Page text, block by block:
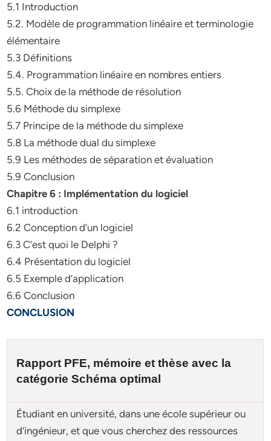
5.1 Introduction
5.2. Modèle de programmation linéaire et terminologie
élémentaire
5.3 Définitions
5.4. Programmation linéaire en nombres entiers
5.5. Choix de la méthode de résolution
5.6 Méthode du simplexe
5.7 Principe de la méthode du simplexe
5.8 La méthode dual du simplexe
5.9 Les méthodes de séparation et évaluation
5.9 Conclusion
Chapitre 6 : Implémentation du logiciel
6.1 introduction
6.2 Conception d’un logiciel
6.3 C’est quoi le Delphi ?
6.4 Présentation du logiciel
6.5 Exemple d’application
6.6 Conclusion
CONCLUSION
Rapport PFE, mémoire etthèse avec la
catégorieSchéma optimal
Étudiant en université, dans une école supérieur ou
d’ingénieur, et que vous cherchez des ressources